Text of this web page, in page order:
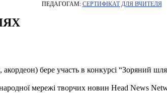
ПЕДАГОГАМ: СЕРТИФІКАТ ДЛЯ ВЧИТЕЛЯ
бере участь в конкурсі “Зоряний
мережі творчих новин Head News